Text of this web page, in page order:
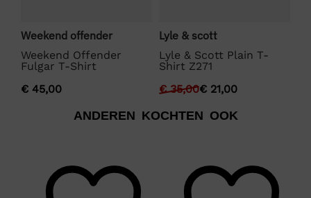
Weekend offender
Weekend Offender
Fulgar T-Shirt
€ 45,00
Lyle & scott
Lyle & Scott Plain T-
Shirt Z271
€35,00€ 21,00
ANDEREN KOCHTEN OOK